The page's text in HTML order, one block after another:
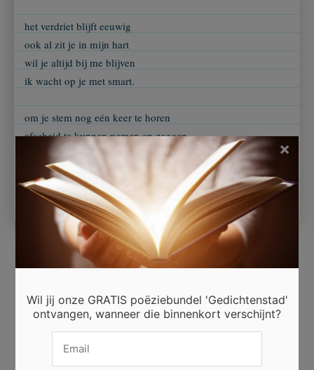
het verdriet blijft eeuwig
ook al zit je in mijn hart
wil je altijd bij me blijven
ik wacht op je met smart.
om je stem nog eén keer te horen
afscheid te kunnen nemen en zeggen
dat ik van je houd
want ik kan mijn gevoel voor jou niet anders uitleggen.
anoniem
Beoordeel dit gedicht
Er is 3 keer gestemd.
Wil jij onze GRATIS poëziebundel 'Gedichtenstad'
ontvangen, wanneer die binnenkort verschijnt?
×